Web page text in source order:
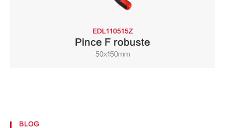
EDL110515Z
Pince F robuste
50x150mm
BLOG